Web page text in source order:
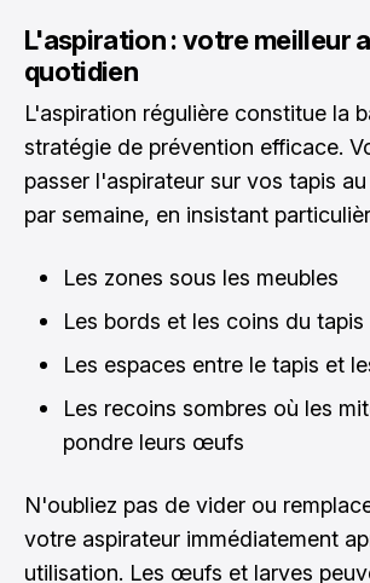
L'aspiration : votre meilleur
quotidien
L'aspiration régulière constitue la
stratégie de prévention efficace.
passer l'aspirateur sur vos tapis
par semaine, en insistant
Les zones sous les meubles
Les bords et les coins du tapis
Les espaces entre le tapis et
Les recoins sombres où les
pondre leurs œufs
N'oubliez pas de vider ou
votre aspirateur immédiatement
utilisation. Les œufs et larves